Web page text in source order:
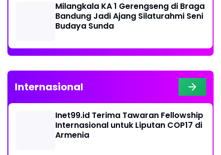
Milangkala KA 1 Gerengseng di Braga
Bandung Jadi Ajang Silaturahmi Seni
Budaya Sunda
Internasional
Inet99.id Terima Tawaran Fellowship
Internasional untuk Liputan COP17 di
Armenia